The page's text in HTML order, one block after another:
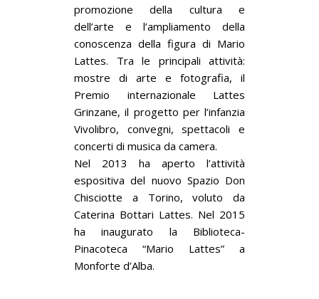
promozione della cultura e
dell’arte e l’ampliamento della
conoscenza della figura di Mario
Lattes. Tra le principali attività:
mostre di arte e fotografia, il
Premio internazionale Lattes
Grinzane, il progetto per l’infanzia
Vivolibro, convegni, spettacoli e
concerti di musica da camera.
Nel 2013 ha aperto l’attività
espositiva del nuovo Spazio Don
Chisciotte a Torino, voluto da
Caterina Bottari Lattes. Nel 2015
ha inaugurato la Biblioteca-
Pinacoteca “Mario Lattes” a
Monforte d’Alba.